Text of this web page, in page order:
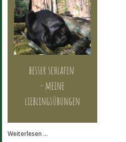
Weiterlesen ...